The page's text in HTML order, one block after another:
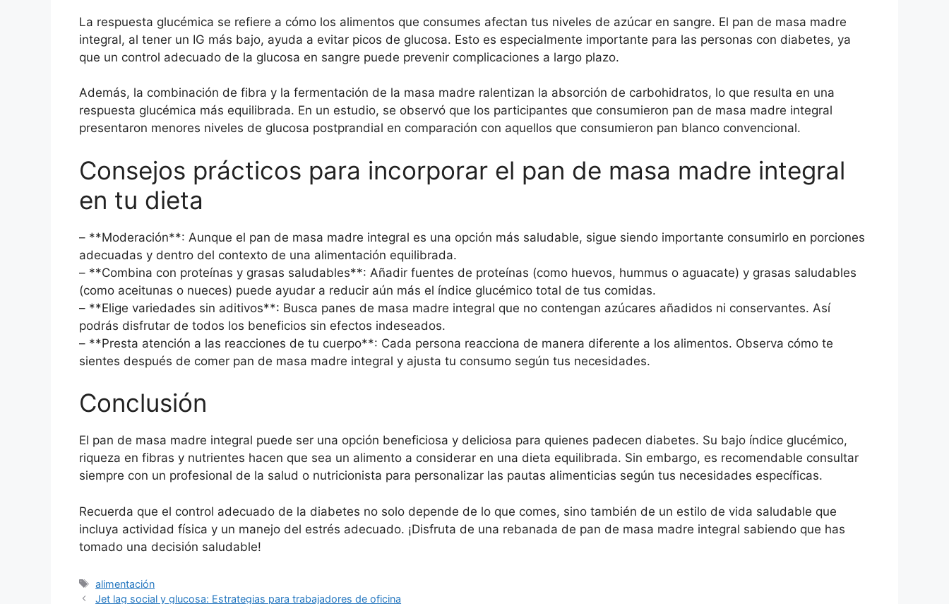
La respuesta glucémica se refiere a cómo los alimentos que consumes afectan tus niveles de azúcar en sangre. El pan de masa madre
integral, al tener un IG más bajo, ayuda a evitar picos de glucosa. Esto es especialmente importante para las personas con diabetes, ya
que un control adecuado de la glucosa en sangre puede prevenir complicaciones a largo plazo.
Además, la combinación de fibra y la fermentación de la masa madre ralentizan la absorción de carbohidratos, lo que resulta en una
respuesta glucémica más equilibrada. En un estudio, se observó que los participantes que consumieron pan de masa madre integral
presentaron menores niveles de glucosa postprandial en comparación con aquellos que consumieron pan blanco convencional.
Consejos prácticos para incorporar el pan de masa madre integral
en tu dieta
– **Moderación**: Aunque el pan de masa madre integral es una opción más saludable, sigue siendo importante consumirlo en porciones
adecuadas y dentro del contexto de una alimentación equilibrada.
– **Combina con proteínas y grasas saludables**: Añadir fuentes de proteínas (como huevos, hummus o aguacate) y grasas saludables
(como aceitunas o nueces) puede ayudar a reducir aún más el índice glucémico total de tus comidas.
– **Elige variedades sin aditivos**: Busca panes de masa madre integral que no contengan azúcares añadidos ni conservantes. Así
podrás disfrutar de todos los beneficios sin efectos indeseados.
– **Presta atención a las reacciones de tu cuerpo**: Cada persona reacciona de manera diferente a los alimentos. Observa cómo te
sientes después de comer pan de masa madre integral y ajusta tu consumo según tus necesidades.
Conclusión
El pan de masa madre integral puede ser una opción beneficiosa y deliciosa para quienes padecen diabetes. Su bajo índice glucémico,
riqueza en fibras y nutrientes hacen que sea un alimento a considerar en una dieta equilibrada. Sin embargo, es recomendable consultar
siempre con un profesional de la salud o nutricionista para personalizar las pautas alimenticias según tus necesidades específicas.
Recuerda que el control adecuado de la diabetes no solo depende de lo que comes, sino también de un estilo de vida saludable que
incluya actividad física y un manejo del estrés adecuado. ¡Disfruta de una rebanada de pan de masa madre integral sabiendo que has
tomado una decisión saludable!
Etiquetas
alimentación
Jet lag social y glucosa: Estrategias para trabajadores de oficina